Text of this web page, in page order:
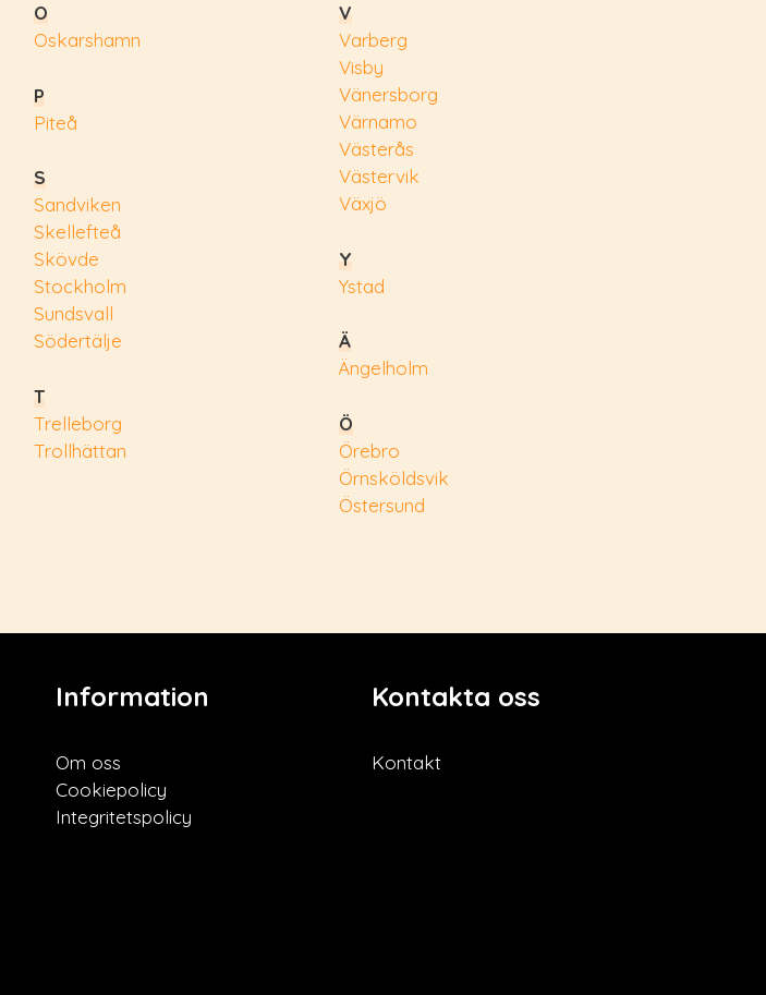
O
Oskarshamn
P
Piteå
S
Sandviken
Skellefteå
Skövde
Stockholm
Sundsvall
Södertälje
T
Trelleborg
Trollhättan
V
Varberg
Visby
Vänersborg
Värnamo
Västerås
Västervik
Växjö
Y
Ystad
Ä
Ängelholm
Ö
Örebro
Örnsköldsvik
Östersund
Information
Om oss
Cookiepolicy
Integritetspolicy
Kontakta oss
Kontakt